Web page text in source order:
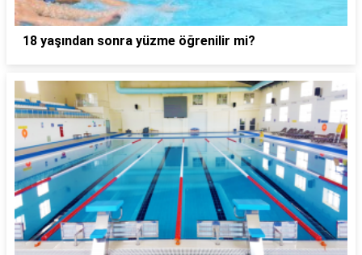
18 yaşından sonra yüzme öğrenilir mi?